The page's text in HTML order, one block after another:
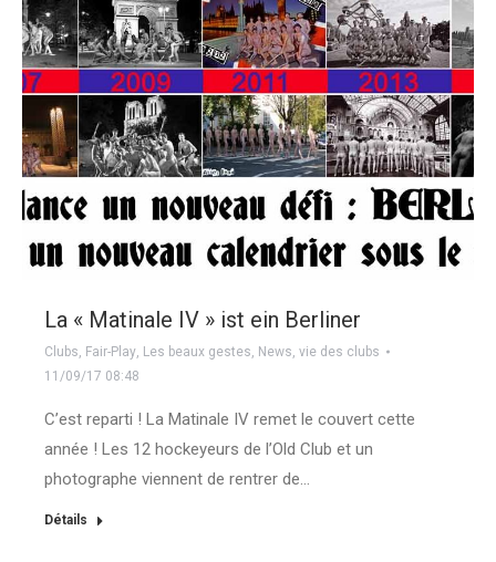
La « Matinale IV » ist ein Berliner
Clubs, Fair-Play, Les beaux gestes, News, vie des clubs
11/09/17 08:48
C’est reparti ! La Matinale IV remet le couvert cette
année ! Les 12 hockeyeurs de l’Old Club et un
photographe viennent de rentrer de…
Détails